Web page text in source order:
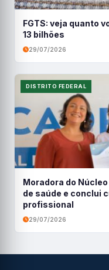
FGTS: veja quanto
13 bilhões
29/07/2026
DISTRITO FEDERAL
Moradora do
de saúde e conclui
profissional
29/07/2026